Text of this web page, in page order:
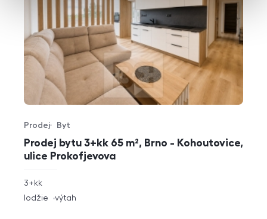
Prodej bytu 3+kk 65 m², Brno - Kohoutovice,
ulice Prokofjevova
Typ nabídky
Prodej
Typ nemovitosti
Byt
rozměry
dispozice
3+kk
funkce
lodžie výtah